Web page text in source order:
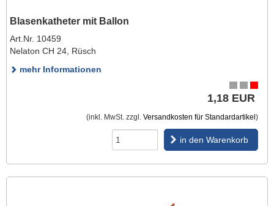
Blasenkatheter mit Ballon
Art.Nr. 10459
Nelaton CH 24, Rüsch
mehr Informationen
1,18 EUR
(inkl. MwSt. zzgl. Versandkosten für Standardartikel )
in den Warenkorb